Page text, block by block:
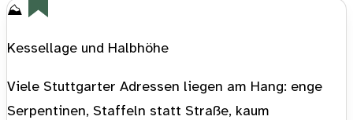
⛰️
Kessellage und Halbhöhe
Viele Stuttgarter Adressen liegen am Hang: enge
Serpentinen, Staffeln statt Straße, kaum